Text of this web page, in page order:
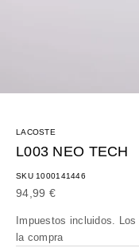
LACOSTE
L003 NEO TECH
SKU 1000141446
Precio de oferta
94,99 €
Impuestos incluidos. Los
la compra